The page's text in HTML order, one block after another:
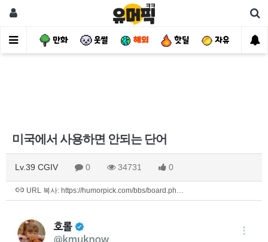
사건 만화 웃썰 해외 핫딜 자유
미국에서 사용하면 안되는 단어
Lv.39 CGIV 0 34731 0
URL 복사: https://humorpick.com/bbs/board.ph…